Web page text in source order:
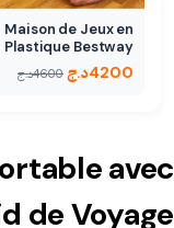
Maison de Jeux en
Plastique Bestway
4200د.ج 4600د.ج
avec
de Voyage